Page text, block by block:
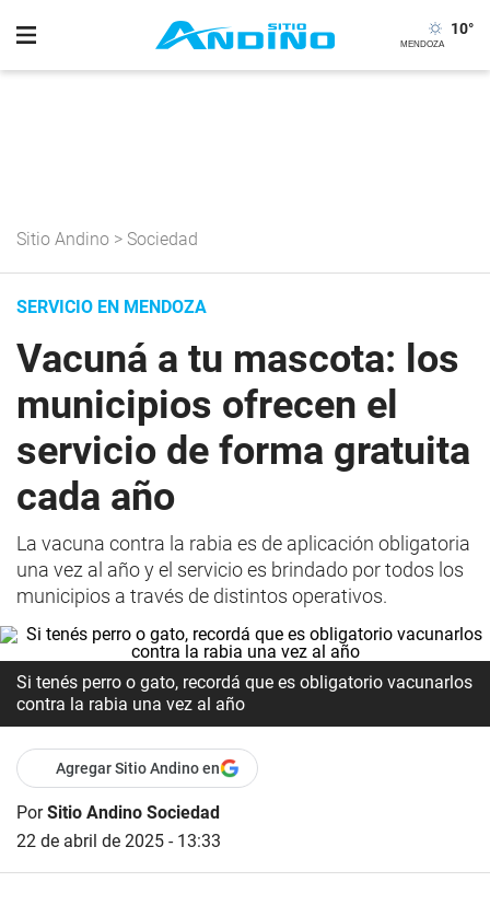
10°
Sitio Andino > Sociedad
SERVICIO EN MENDOZA
Vacuná a tu mascota: los
municipios ofrecen el
servicio de forma gratuita
cada año
La vacuna contra la rabia es de aplicación obligatoria
una vez al año y el servicio es brindado por todos los
municipios a través de distintos operativos.
Si tenés perro o gato, recordá que es obligatorio vacunarlos
contra la rabia una vez al año
Agregar Sitio Andino en
PorSitio Andino Sociedad
22 de abril de 2025 - 13:33